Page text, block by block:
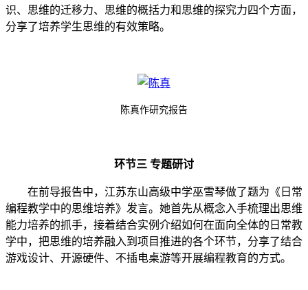
识、思维的迁移力、思维的概括力和思维的探究力四个方面，
分享了培养学生思维的有效策略。
陈真作研究报告
环节三 专题研讨
在前导报告中，江苏东山高级中学巫雪琴做了题为《日常
编程教学中的思维培养》发言。她首先从概念入手梳理出思维
能力培养的抓手，接着结合实例介绍如何在面向全体的日常教
学中，把思维的培养融入到项目推进的各个环节，分享了结合
游戏设计、开源硬件、不插电桌游等开展编程教育的方式。